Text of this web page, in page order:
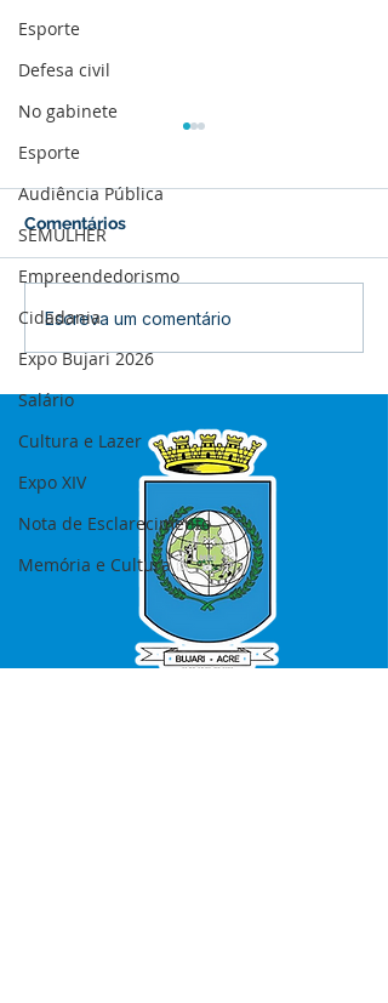
Esporte
Defesa civil
No gabinete
Esporte
Audiência Pública
SEMULHER
Empreendedorismo
Cidadania
Expo Bujari 2026
Salário
Cultura e Lazer
Expo XIV
Nota de Esclarecimento
Memória e Cultura
12 de junho: Feliz Dia
dos Namorados!
Comentários
Escreva um comentário